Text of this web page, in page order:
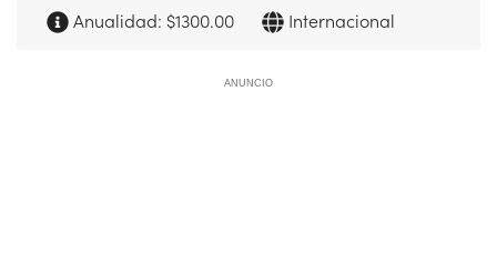
Anualidad: $1300.00
Internacional
ANUNCIO